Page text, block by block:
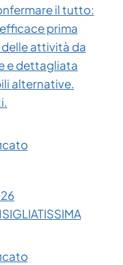
il tutto:
prima
attività da
e dettagliata
alternative.